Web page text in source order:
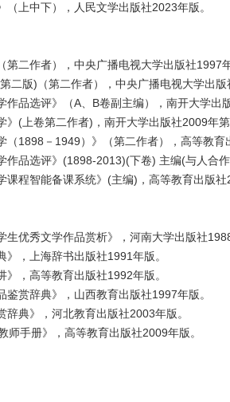
（上中下），人民文学出版社2023年版。
第二作者），中央广播电视大学出版社1997
第二版)（第二作者），中央广播电视大学出
作品选评》（A、B卷副主编），南开大学出
》(上卷第二作者)，南开大学出版社2009年
（1898－1949）》（第二作者），高等教
作品选评》(1898-2013)(下卷) 主编(与人合
课程智能备课系统》(主编)，高等教育出版
生优秀文学作品赏析》，河南大学出版社
》，上海辞书出版社1991年版。
》，高等教育出版社1992年版。
鉴赏辞典》，山西教育出版社1997年版。
辞典》，河北教育出版社2003年版。
师手册》，高等教育出版社2009年版。